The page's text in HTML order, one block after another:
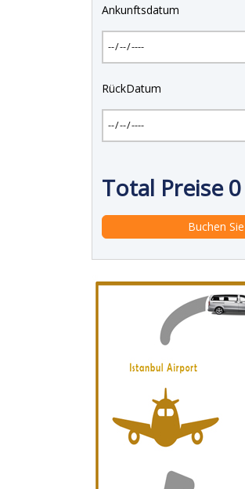
Ankunftsdatum
RückDatum
Total Preise0